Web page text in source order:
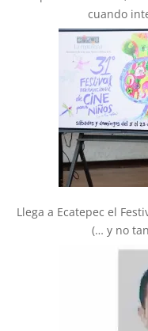
cuando
Llega a Ecatepec el
(… y no